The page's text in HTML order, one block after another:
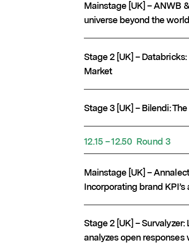
Mainstage [UK] – ANWB
universe beyond the
Stage 2 [UK] –
Market
Stage 3 [UK] – Bilendi:
12.15 – 12.50 Round 3
Mainstage [UK] –
Incorporating brand
Stage 2 [UK] –
analyzes open responses